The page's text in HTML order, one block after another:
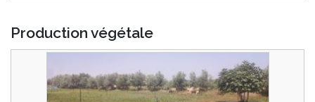
Production végétale